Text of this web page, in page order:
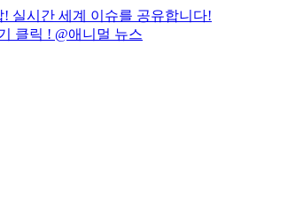
실시간 세계 이슈를 공유합니다!
클릭 ! @애니멀 뉴스